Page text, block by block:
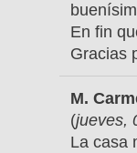
En fin
Gracias
M.
(jueves,
La casa